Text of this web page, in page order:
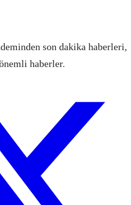
son dakika haberleri,
haberler.